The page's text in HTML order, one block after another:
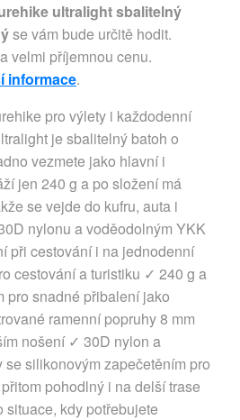
ultralight sbalitelný
se vám bude určitě hodit.
velmi příjemnou cenu.
informace.
pro výlety i každodenní
je sbalitelný batoh o
vezmete jako hlavní i
jen 240 g a po složení má
se vejde do kufru, auta i
nylonu a voděodolným YKK
při cestování i na jednodenní
cestování a turistiku ✓ 240 g a
pro snadné přibalení jako
ramenní popruhy 8 mm
nošení ✓ 30D nylon a
silikonovým zapečetěním pro
pohodlný i na delší trase
situace, kdy potřebujete